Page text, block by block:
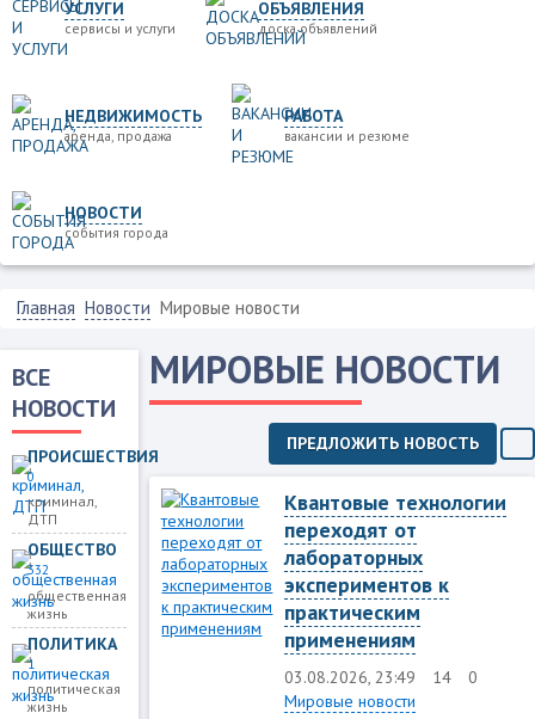
УСЛУГИ
сервисы и услуги
ОБЪЯВЛЕНИЯ
доска объявлений
НЕДВИЖИМОСТЬ
аренда, продажа
РАБОТА
вакансии и резюме
НОВОСТИ
события города
Главная Новости Мировые новости
ВСЕ
НОВОСТИ
ПРОИСШЕСТВИЯ
0
криминал,
ДТП
ОБЩЕСТВО
332
общественная
жизнь
ПОЛИТИКА
1
политическая
жизнь
МИРОВЫЕ НОВОСТИ
ПРЕДЛОЖИТЬ НОВОСТЬ
Квантовые технологии
переходят от
лабораторных
экспериментов к
практическим
применениям
03.08.2026, 23:49 14
0
Мировые новости